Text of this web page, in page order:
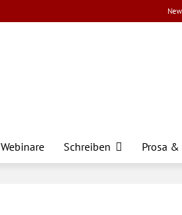
Webinare Schreiben Prosa &